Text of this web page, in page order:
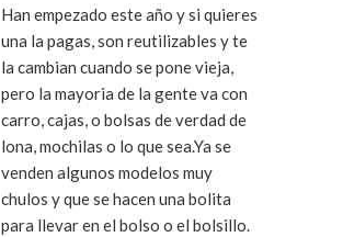
Han empezado este año y si quieres
una la pagas, son reutilizables y te
la cambian cuando se pone vieja,
pero la mayoria de la gente va con
carro, cajas, o bolsas de verdad de
lona, mochilas o lo que sea.Ya se
venden algunos modelos muy
chulos y que se hacen una bolita
para llevar en el bolso o el bolsillo.